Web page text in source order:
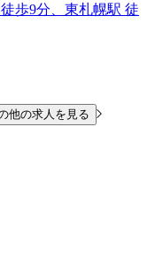
歩9分、東札幌駅 徒
他の求人を見る